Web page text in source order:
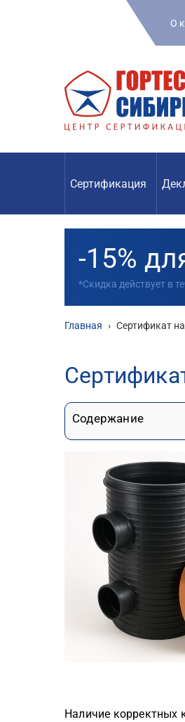
О
Сертификация
-15%
*Скидка действует в
Главная › Сертификат
Содержание
Наличие корректных